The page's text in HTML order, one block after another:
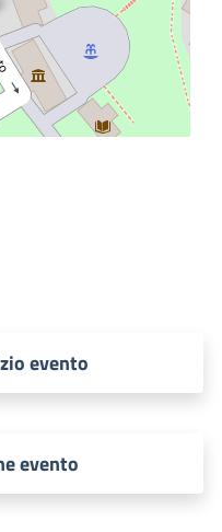
evento
evento